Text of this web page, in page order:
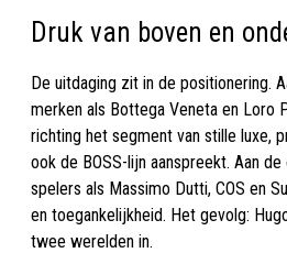
Druk van boven en
De uitdaging zit in de positionering.
merken als Bottega Veneta en Loro
richting het segment van stille luxe,
ook de BOSS-lijn aanspreekt. Aan
spelers als Massimo Dutti, COS en
en toegankelijkheid. Het gevolg:
twee werelden in.